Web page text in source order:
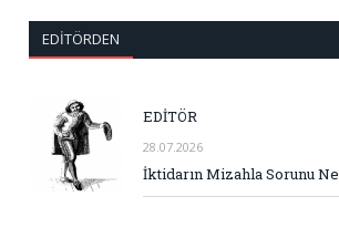
EDITÖRDEN
EDİTÖR
28.07.2026
İktidarın Mizahla Sorunu Ne